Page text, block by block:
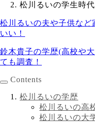
松川るいの学生時
松川るいの夫や子供な
いい！
鈴木貴子の学歴(高校や
ても調査！
Contents
松川るいの学歴
松川るいの高
松川るいの大